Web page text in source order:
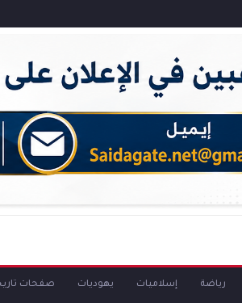
رياضة إسلاميات يهوديات صفحات